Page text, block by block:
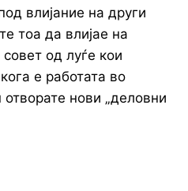
влијание на други
тоа да влијае на
од луѓе кои
е работата во
нови „деловни